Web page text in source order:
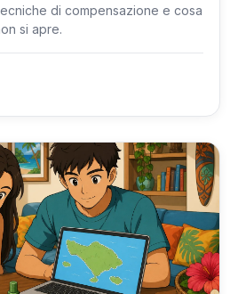
di compensazione e cosa
si apre.